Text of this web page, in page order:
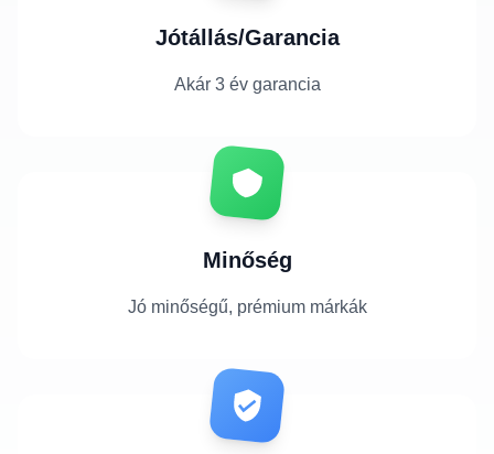
Jótállás/Garancia
Akár 3 év garancia
Minőség
Jó minőségű, prémium márkák